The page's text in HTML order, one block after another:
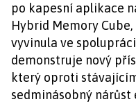
po kapesní aplikace
Hybrid Memory
vyvinula ve
demonstruje nový
který oproti
sedminásobný